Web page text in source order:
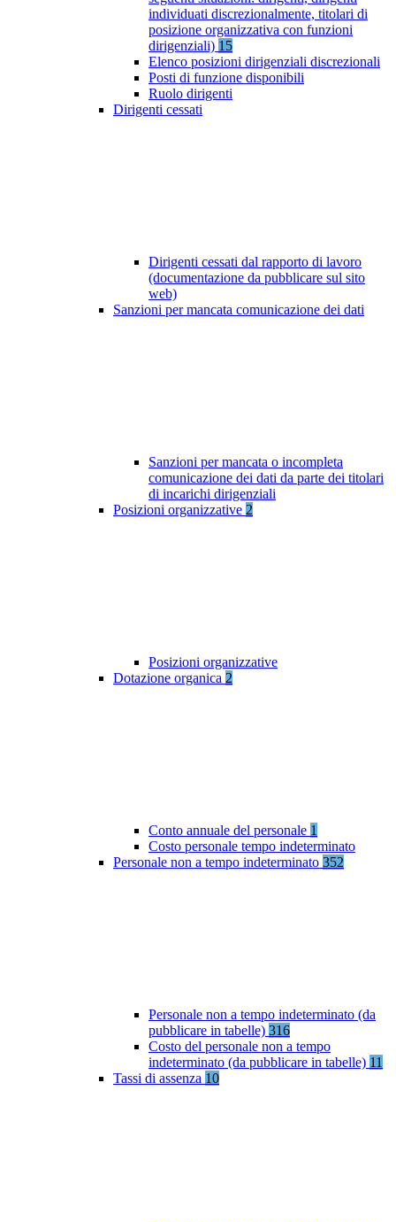
individuati discrezionalmente, titolari di
posizione organizzativa con funzioni
dirigenziali) 15
Elenco posizioni dirigenziali discrezionali
Posti di funzione disponibili
Ruolo dirigenti
Dirigenti cessati
Dirigenti cessati dal rapporto di lavoro
(documentazione da pubblicare sul sito
web)
Sanzioni per mancata comunicazione dei dati
Sanzioni per mancata o incompleta
comunicazione dei dati da parte dei titolari
di incarichi dirigenziali
Posizioni organizzative 2
Posizioni organizzative
Dotazione organica 2
Conto annuale del personale 1
Costo personale tempo indeterminato
Personale non a tempo indeterminato 352
Personale non a tempo indeterminato (da
pubblicare in tabelle) 316
Costo del personale non a tempo
indeterminato (da pubblicare in tabelle) 11
Tassi di assenza 10